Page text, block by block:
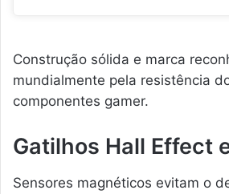
Construção sólida e marca
mundialmente pela resistência
componentes gamer.
Gatilhos Hall Effect
Sensores magnéticos evitam o